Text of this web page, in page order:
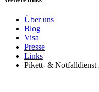
Über uns
Blog
Visa
Presse
Links
Pikett- & Notfalldienst